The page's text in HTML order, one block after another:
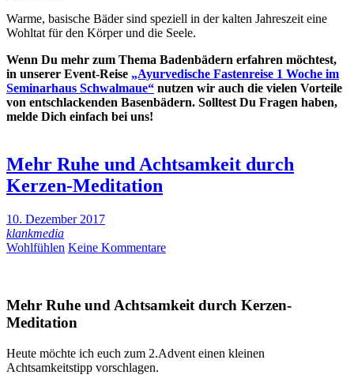
Warme, basische Bäder sind speziell in der kalten Jahreszeit eine
Wohltat für den Körper und die Seele.
Wenn Du mehr zum Thema Badenbädern erfahren möchtest,
in unserer Event-Reise „Ayurvedische Fastenreise 1 Woche im
Seminarhaus Schwalmaue“ nutzen wir auch die vielen Vorteile
von entschlackenden Basenbädern. Solltest Du Fragen haben,
melde Dich einfach bei uns!
Mehr Ruhe und Achtsamkeit durch
Kerzen-Meditation
10. Dezember 2017
klankmedia
Wohlfühlen Keine Kommentare
Mehr Ruhe und Achtsamkeit durch Kerzen-
Meditation
Heute möchte ich euch zum 2.Advent einen kleinen
Achtsamkeitstipp vorschlagen.